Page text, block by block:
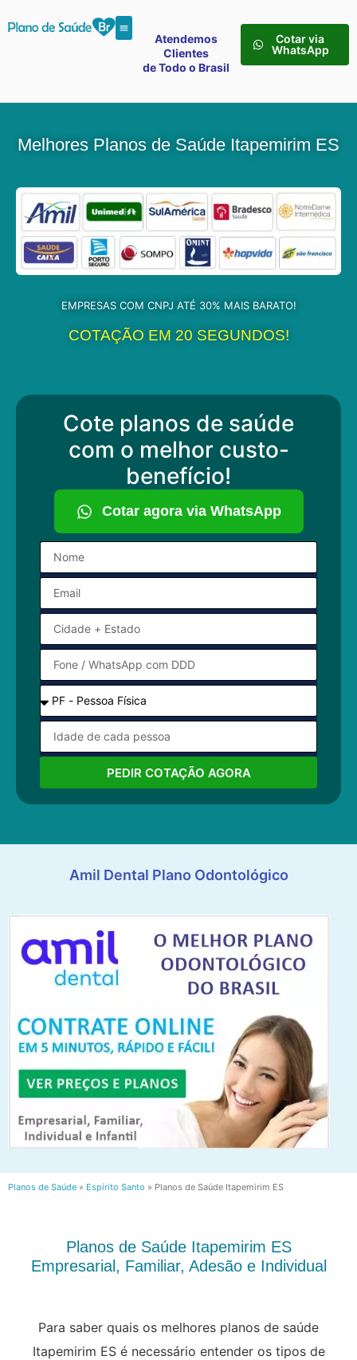
Atendemos
Clientes
de Todo o Brasil
Cotar via
WhatsApp
Melhores Planos de Saúde Itapemirim ES
EMPRESAS COM CNPJ ATÉ 30% MAIS BARATO!
COTAÇÃO EM 20 SEGUNDOS!
Cote planos de saúde
com o melhor custo-
benefício!
Cotar agora via WhatsApp
PEDIR COTAÇÃO AGORA
Amil Dental Plano Odontológico
Planos de Saúde » Espírito Santo » Planos de Saúde Itapemirim ES
Planos de Saúde Itapemirim ES
Empresarial, Familiar, Adesão e Individual
Para saber quais os melhores planos de saúde
Itapemirim ES é necessário entender os tipos de